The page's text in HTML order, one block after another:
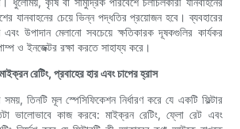
যানবাহনের চেয়ে ভিন্ন পদ্ধতির প্রয়োজন হবে। ব্যবহারের
এবং উপাদান মেলানো সবচেয়ে ক্ষতিকারক দূষকগুলির কার্যকর
ও ইনজেক্টর রক্ষা করতে সাহায্য করে।
রেটিং, প্রবাহের হার এবং চাপের হ্রাস
তিনটি মূল স্পেসিফিকেশন নির্ধারণ করে যে একটি ফিল্টার
ভালোভাবে কাজ করবে: মাইক্রন রেটিং, ফ্লো রেট এবং